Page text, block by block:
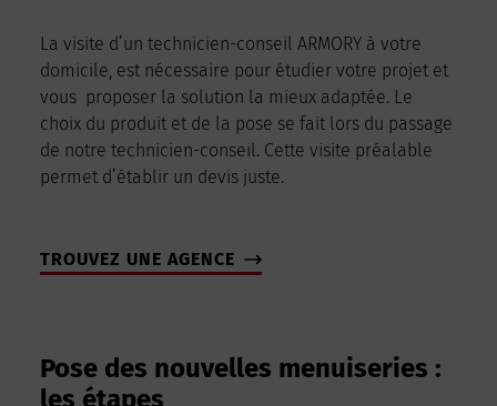
La visite d’un technicien-conseil ARMORY à votre
domicile, est nécessaire pour étudier votre projet et
vous proposer la solution la mieux adaptée. Le
choix du produit et de la pose se fait lors du passage
de notre technicien-conseil. Cette visite préalable
permet d’établir un devis juste.
TROUVEZ UNE AGENCE
Pose des nouvelles menuiseries :
les étapes